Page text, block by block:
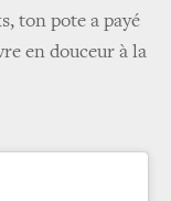
ton pote a payé
en douceur à la